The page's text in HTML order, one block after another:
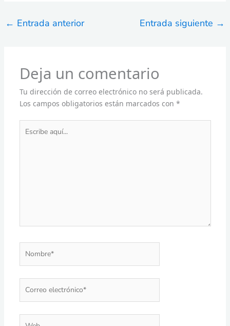
← Entrada anterior Entrada siguiente →
Deja un comentario
Tu dirección de correo electrónico no será publicada.
Los campos obligatorios están marcados con *
aquí...
electrónico*